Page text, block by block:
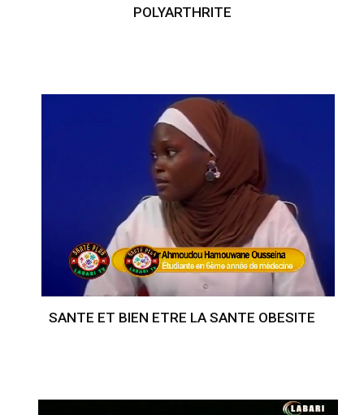
POLYARTHRITE
SANTE ET BIEN ETRE LA SANTE OBESITE